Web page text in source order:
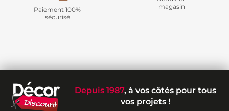
Paiement 100%
sécurisé
magasin
Depuis 1987, à vos côtés pour tous
vos projets !